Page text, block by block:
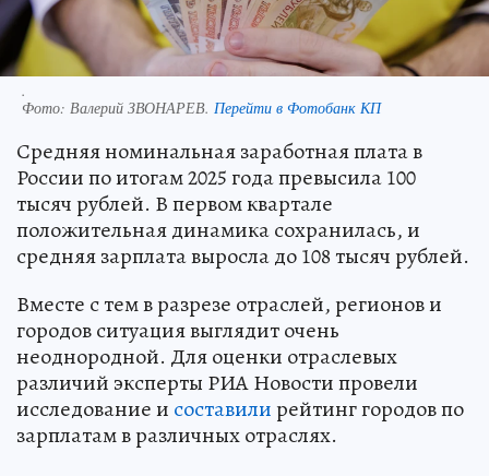
.
Фото: Валерий ЗВОНАРЕВ. Перейти в Фотобанк КП
Средняя номинальная заработная плата в
России по итогам 2025 года превысила 100
тысяч рублей. В первом квартале
положительная динамика сохранилась, и
средняя зарплата выросла до 108 тысяч рублей.
Вместе с тем в разрезе отраслей, регионов и
городов ситуация выглядит очень
неоднородной. Для оценки отраслевых
различий эксперты РИА Новости провели
исследование и составилирейтинг городов по
зарплатам в различных отраслях.